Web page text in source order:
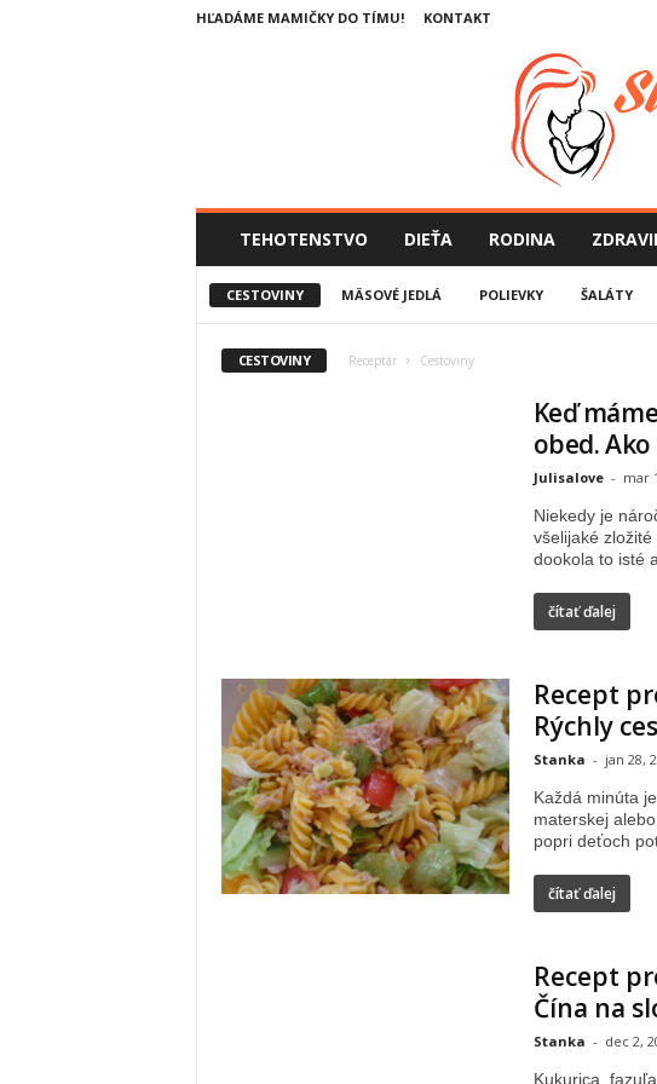
HĽADÁME MAMIČKY DO TÍMU! KONTAKT
TEHOTENSTVO DIEŤA RODINA
CESTOVINY MÄSOVÉ JEDLÁ POLIEVKY ŠALÁTY
CESTOVINY Receptár Cestoviny
Keď
obed.
Julisalove - mar
Niekedy je
všelijaké
dookola to isté
čítať ďalej
Recept
Rýchly
Stanka - jan 28,
Každá minúta
materskej
popri deťoch
čítať ďalej
Recept
Čína na
Stanka - dec 2,
Kukurica,